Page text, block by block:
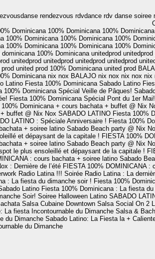
rendezvous rdvdance rdv danse
Dominicana 100% Dominicana 100% Dominicana
100% Dominicana 100% Dominicana 100%
100% Dominicana 100% Dominicana 100%
dominicana 100% Dominicana unitedprod unitedprod
unitedprod unitedprod unitedprod unitedprod
united prod 100% Dominicana united prod
Dominicana nix nox BALAJO nix nox nix nox nix
Latino Fiesta 100% Dominicana Sabado Latino
100% Dominicana Spécial Veille de Pâques!
Fiesta 100% Dominicana Spécial Pont du 1er Mai!
100% Dominicana + cours bachata + buffet @ Nix
buffet @ Nix Nox SABADO LATINO Fiesta 100%
LATINO : Spéciale Anniversaire ! Fiesta 100%
+ soiree latino Sabado Beach party @ Nix
et dépaysant de la capitale ! FIESTA 100%
+ soiree latino Sabado Beach party @ Nix
le plus ensoleillé et dépaysant de la capitale !
: cours bachata + soiree latino Sabado
: Dernière de l’été FIESTA 100% DOMINICANA :
Radio Latina !!! Soirée Radio Latina : La
: La fiesta du dimanche soir ! Fiesta 100%
Latino Fiesta 100% Dominicana : La fiesta
Soir! Soiree Halloween Latino SABADO
Salsa Cubaine Downtown Salsa Social On 2
La fiesta Incontournable du Dimanche Salsa &
du Dimanche Sabado Latino: La Fiesta la +
du Dimanche